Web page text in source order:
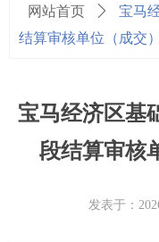
网站首页 ꄲ
宝马
结算审核单位（成交
宝马经济区基
段结算审核
发表于：